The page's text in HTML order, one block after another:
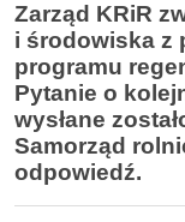
Zarząd KRiR
i środowiska z
programu
Pytanie o
wysłane
Samorząd
odpowiedź.